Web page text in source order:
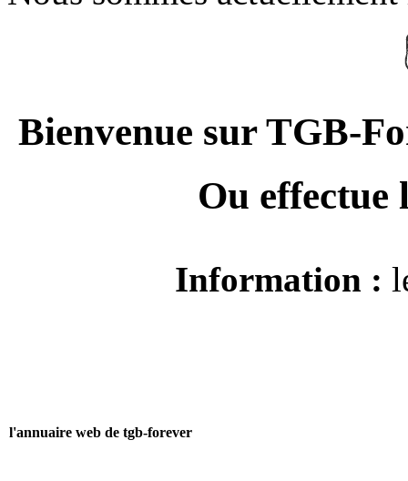
Bienvenue sur TGB-
Ou
Information :
l'annuaire web de tgb-forever